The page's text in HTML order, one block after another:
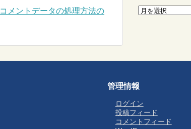
コメントデータの処理方法の
管理情報
ログイン
投稿フィード
コメントフィード